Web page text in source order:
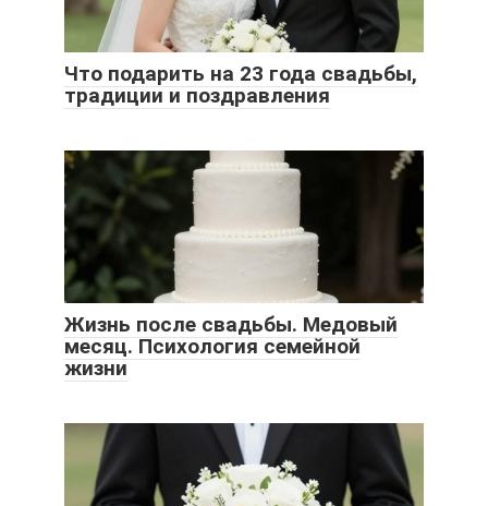
Что подарить на 23 года свадьбы,
традиции и поздравления
Жизнь после свадьбы. Медовый
месяц. Психология семейной
жизни